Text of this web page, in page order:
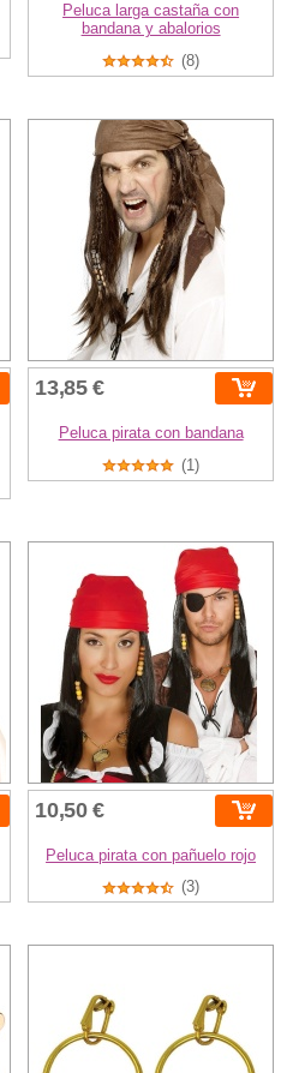
Peluca larga castaña con
bandana y abalorios
(8)
13,85 €
Peluca pirata con bandana
(1)
10,50 €
Peluca pirata con pañuelo rojo
(3)